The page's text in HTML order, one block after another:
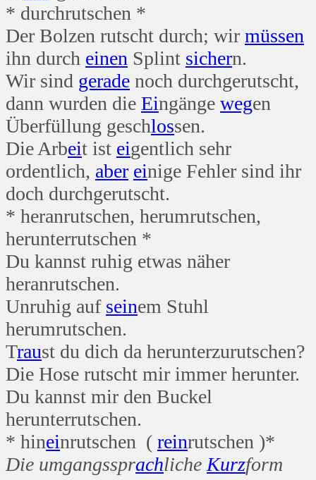
* durchrutschen *
Der Bolzen rutscht durch; wir müssen
ihn durch einen Splint sichern.
Wir sind gerade noch durchgerutscht,
dann wurden die Eingänge wegen
Überfüllung geschlossen.
Die Arbeit ist eigentlich sehr
ordentlich, aber einige Fehler sind ihr
doch durchgerutscht.
* heranrutschen, herumrutschen,
herunterrutschen *
Du kannst ruhig etwas näher
heranrutschen.
Unruhig auf seinem Stuhl
herumrutschen.
Traust du dich da herunterzurutschen?
Die Hose rutscht mir immer herunter.
Du kannst mir den Buckel
herunterrutschen.
* hineinrutschen ( reinrutschen )*
Die umgangssprachliche Kurzform